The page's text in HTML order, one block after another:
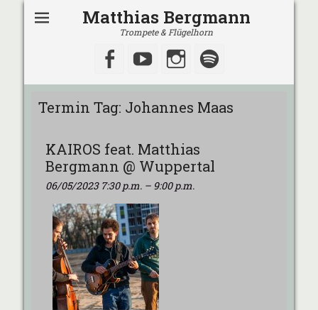
Matthias Bergmann
Trompete & Flügelhorn
Facebook
YouTubeInstagram
Termin Tag: Johannes Maas
KAIROS feat. Matthias
Bergmann @ Wuppertal
06/05/2023 7:30 p.m. – 9:00 p.m.